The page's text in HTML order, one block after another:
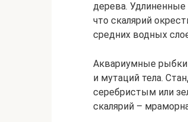
дерева. Удлиненные
что скалярий
средних водных
Аквариумные рыбки
и мутаций тела.
серебристым или
скалярий –